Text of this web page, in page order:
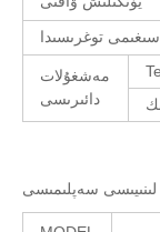
توغرىسىدا
مەشغۇلات
دائىرىسى
لىنىيىسى سەپلىمىسى